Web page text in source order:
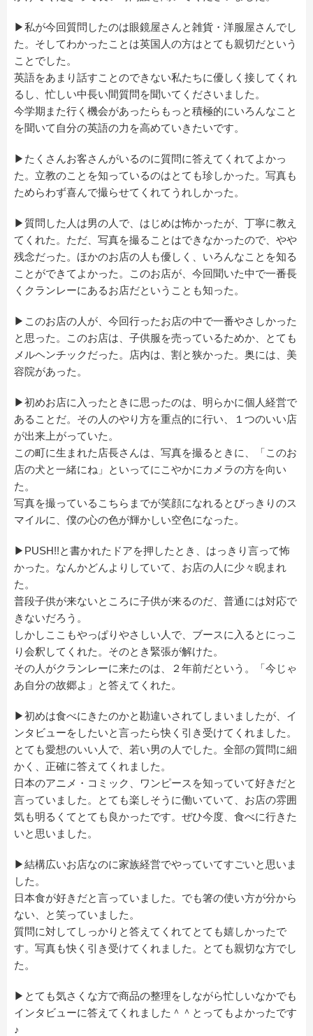
▶私が今回質問したのは眼鏡屋さんと雑貨・洋服屋さんでし
た。そしてわかったことは英国人の方はとても親切だという
ことでした。
英語をあまり話すことのできない私たちに優しく接してくれ
るし、忙しい中長い間質問を聞いてくださいました。
今学期また行く機会があったらもっと積極的にいろんなこと
を聞いて自分の英語の力を高めていきたいです。
▶たくさんお客さんがいるのに質問に答えてくれてよかっ
た。立教のことを知っているのはとても珍しかった。写真も
ためらわず喜んで撮らせてくれてうれしかった。
▶質問した人は男の人で、はじめは怖かったが、丁寧に教え
てくれた。ただ、写真を撮ることはできなかったので、やや
残念だった。ほかのお店の人も優しく、いろんなことを知る
ことができてよかった。このお店が、今回聞いた中で一番長
くクランレーにあるお店だということも知った。
▶このお店の人が、今回行ったお店の中で一番やさしかった
と思った。このお店は、子供服を売っているためか、とても
メルヘンチックだった。店内は、割と狭かった。奥には、美
容院があった。
▶初めお店に入ったときに思ったのは、明らかに個人経営で
あることだ。その人のやり方を重点的に行い、１つのいい店
が出来上がっていた。
この町に生まれた店長さんは、写真を撮るときに、「このお
店の犬と一緒にね」といってにこやかにカメラの方を向い
た。
写真を撮っているこちらまでが笑顔になれるとびっきりのス
マイルに、僕の心の色が輝かしい空色になった。
▶PUSH!!と書かれたドアを押したとき、はっきり言って怖
かった。なんかどんよりしていて、お店の人に少々睨まれ
た。
普段子供が来ないところに子供が来るのだ、普通には対応で
きないだろう。
しかしここもやっぱりやさしい人で、ブースに入るとにっこ
り会釈してくれた。そのとき緊張が解けた。
その人がクランレーに来たのは、２年前だという。「今じゃ
あ自分の故郷よ」と答えてくれた。
▶初めは食べにきたのかと勘違いされてしまいましたが、イ
ンタビューをしたいと言ったら快く引き受けてくれました。
とても愛想のいい人で、若い男の人でした。全部の質問に細
かく、正確に答えてくれました。
日本のアニメ・コミック、ワンピースを知っていて好きだと
言っていました。とても楽しそうに働いていて、お店の雰囲
気も明るくてとても良かったです。ぜひ今度、食べに行きた
いと思いました。
▶結構広いお店なのに家族経営でやっていてすごいと思いま
した。
日本食が好きだと言っていました。でも箸の使い方が分から
ない、と笑っていました。
質問に対してしっかりと答えてくれてとても嬉しかったで
す。写真も快く引き受けてくれました。とても親切な方でし
た。
▶とても気さくな方で商品の整理をしながら忙しいなかでも
インタビューに答えてくれました＾＾とってもよかったです
♪